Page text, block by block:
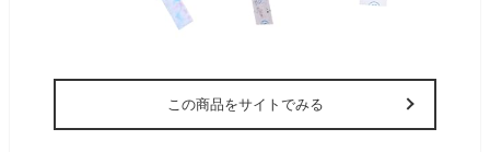
この商品をサイトでみる